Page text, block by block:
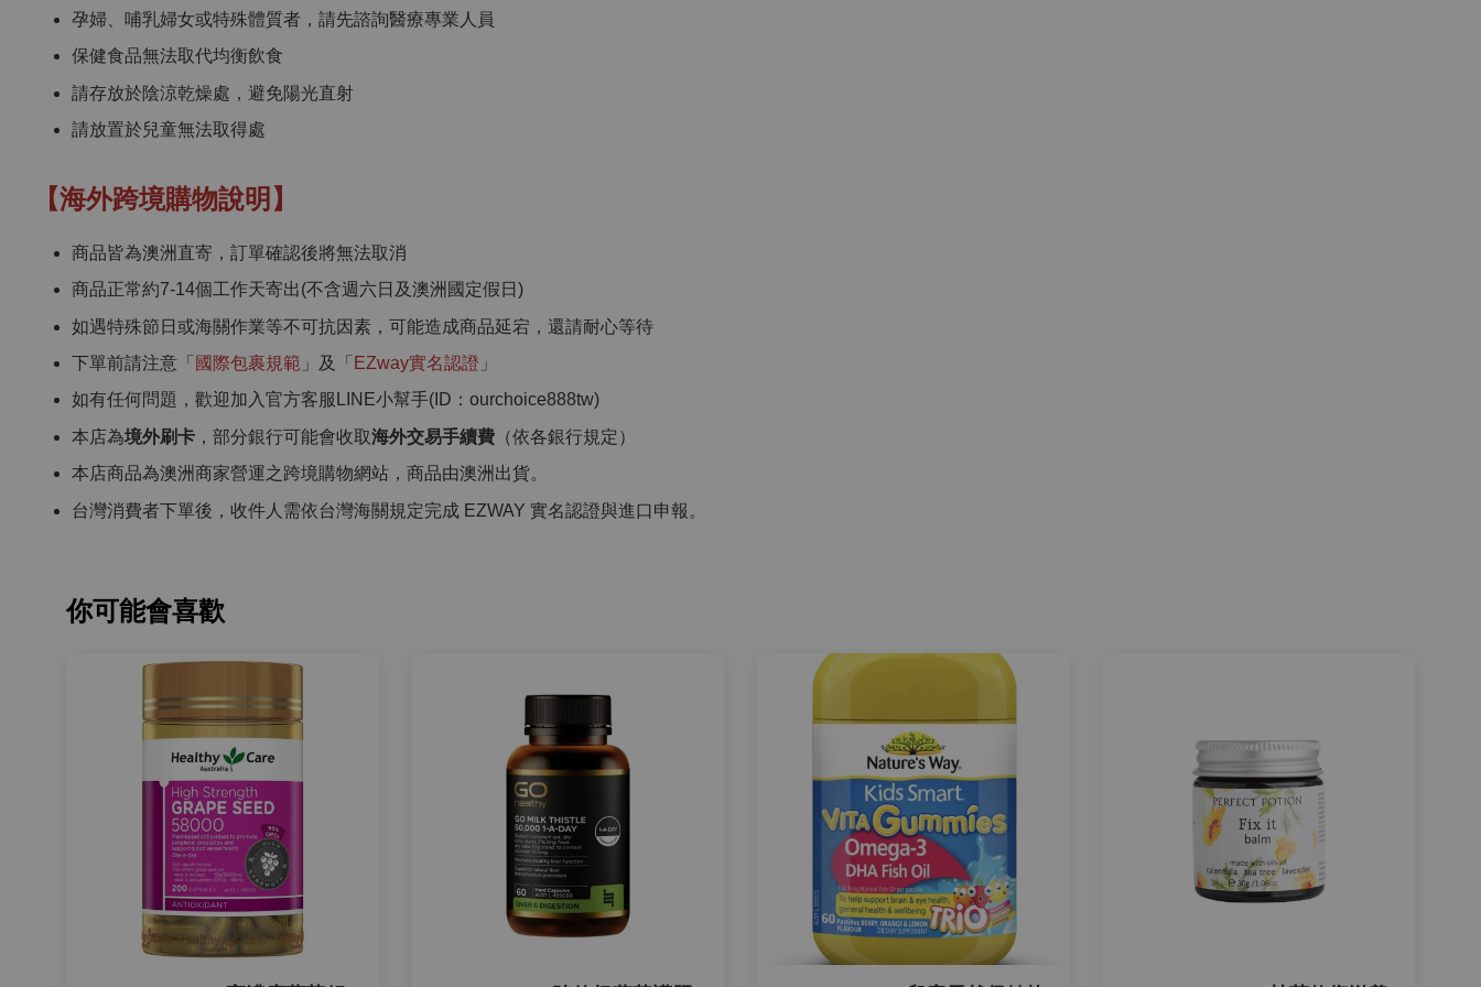
孕婦、哺乳婦女或特殊體質者，請先諮詢醫療專業人員
保健食品無法取代均衡飲食
請存放於陰涼乾燥處，避免陽光直射
請放置於兒童無法取得處
【海外跨境購物說明】
商品皆為澳洲直寄，訂單確認後將無法取消
商品正常約7-14個工作天寄出(不含週六日及澳洲國定假日)
如遇特殊節日或海關作業等不可抗因素，可能造成商品延宕，還請耐心等待
下單前請注意「 國際包裹規範 」及「 EZway實名認證 」
如有任何問題，歡迎加入官方客服LINE小幫手(ID：ourchoice888tw)
本店為境外刷卡 ，部分銀行可能會收取海外交易手續費 （依各銀行規定）
本店商品為澳洲商家營運之跨境購物網站，商品由澳洲出貨。
台灣消費者下單後，收件人需依台灣海關規定完成 EZWAY 實名認證與進口申報。
你可能會喜歡